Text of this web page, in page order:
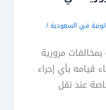
في السعودية /
مرورية
قيامه بأي إجراء
عند نقل